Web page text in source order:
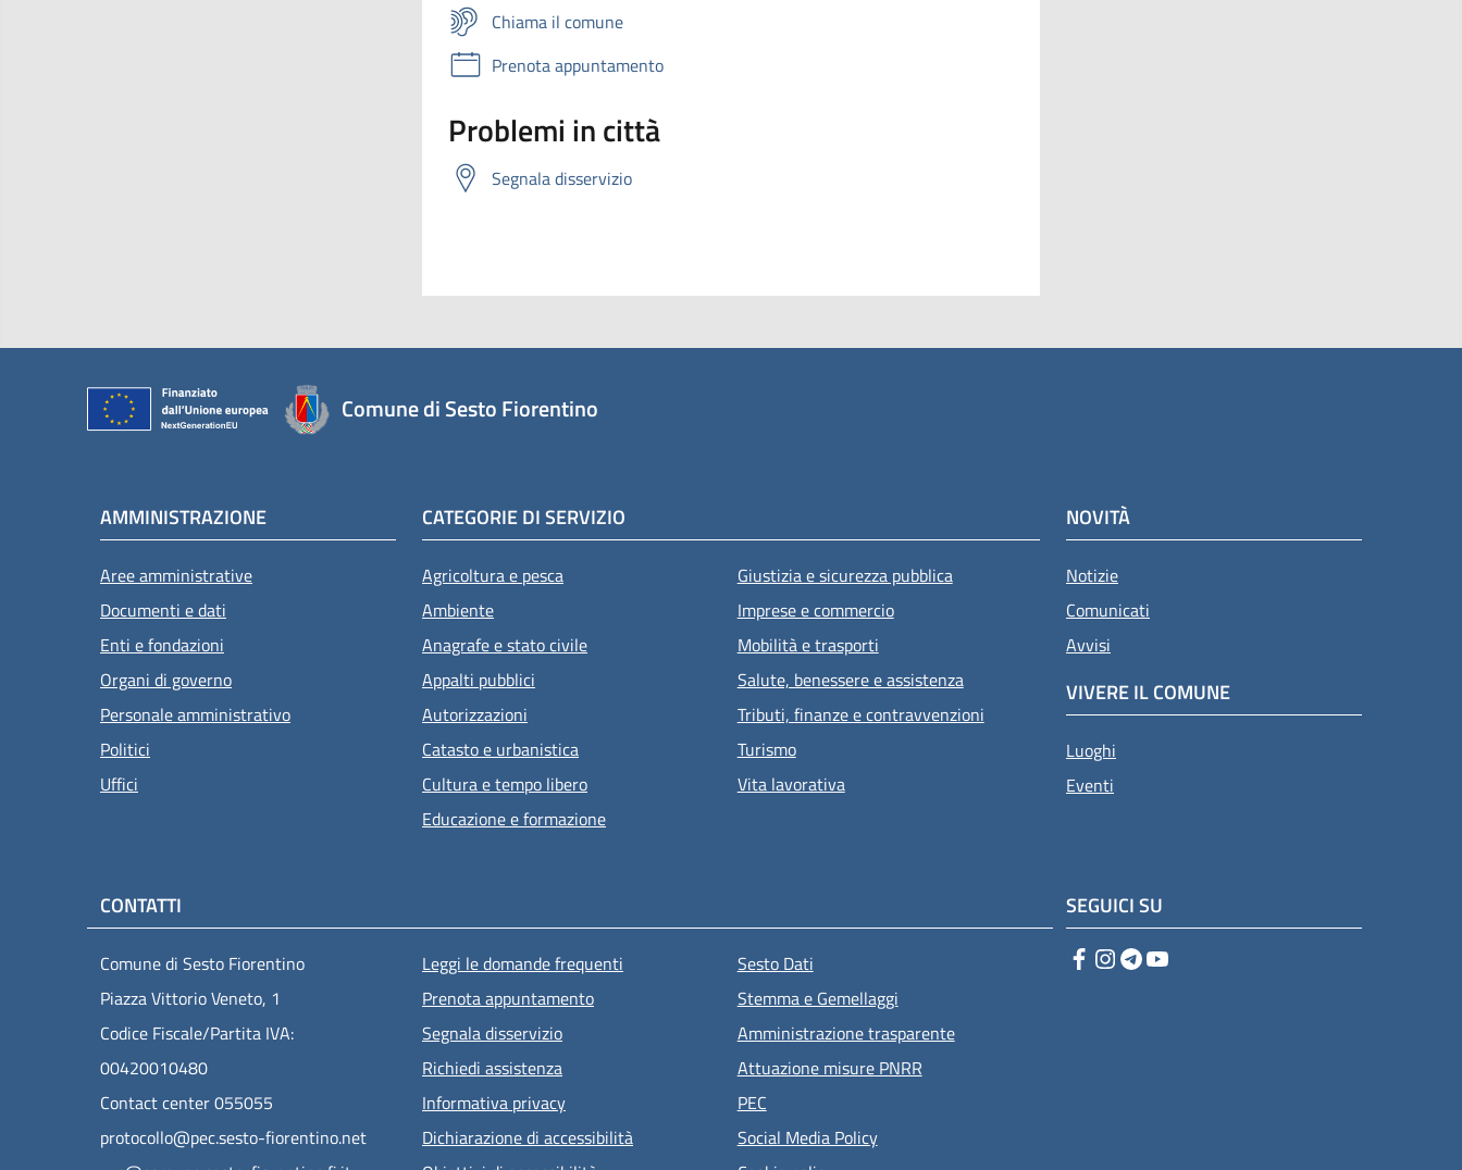
Chiama il comune
Prenota appuntamento
Problemi in città
Segnala disservizio
Comune di Sesto Fiorentino
AMMINISTRAZIONE
Aree amministrative
Documenti e dati
Enti e fondazioni
Organi di governo
Personale amministrativo
Politici
Uffici
CATEGORIE DI SERVIZIO
Agricoltura e pesca
Ambiente
Anagrafe e stato civile
Appalti pubblici
Autorizzazioni
Catasto e urbanistica
Cultura e tempo libero
Educazione e formazione
Giustizia e sicurezza pubblica
Imprese e commercio
Mobilità e trasporti
Salute, benessere e assistenza
Tributi, finanze e contravvenzioni
Turismo
Vita lavorativa
NOVITÀ
Notizie
Comunicati
Avvisi
VIVERE IL COMUNE
Luoghi
Eventi
CONTATTI
Comune di Sesto Fiorentino
Piazza Vittorio Veneto, 1
Codice Fiscale/Partita IVA:
00420010480
Contact center 055055
protocollo@pec.sesto-fiorentino.net
Menu piè di pagina
Leggi le domande frequenti
Prenota appuntamento
Segnala disservizio
Richiedi assistenza
Informativa privacy
Dichiarazione di accessibilità
Sesto Dati
Stemma e Gemellaggi
Amministrazione trasparente
Attuazione misure PNRR
PEC
Social Media Policy
SEGUICI SU
Facebook
Instagram
Telegram